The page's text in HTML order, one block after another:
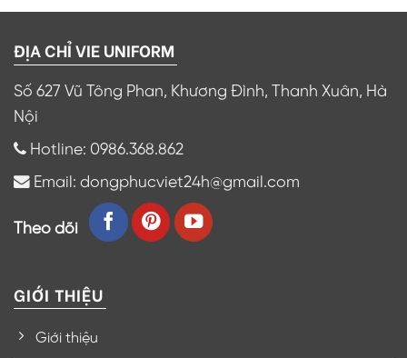
ĐỊA CHỈ VIE UNIFORM
Số 627 Vũ Tông Phan, Khương Đình, Thanh Xuân, Hà
Nội
Hotline: 0986.368.862
Email: dongphucviet24h@gmail.com
Theo dõi
GIỚI THIỆU
Giới thiệu